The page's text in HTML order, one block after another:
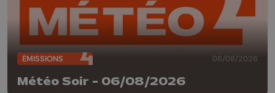
ÉMISSIONS 06/08/2026
Météo Soir - 06/08/2026